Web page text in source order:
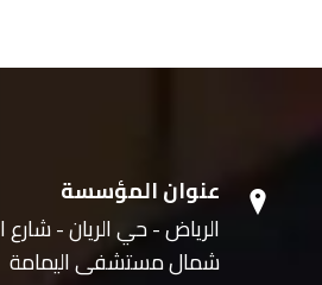
عنوان المؤسسة
الرياض - حي الريان -
شمال مستشفى اليمامة